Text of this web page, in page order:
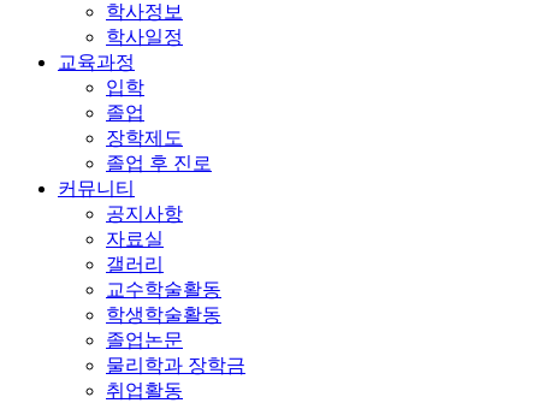
학사정보
학사일정
교육과정
입학
졸업
장학제도
졸업 후 진로
커뮤니티
공지사항
자료실
갤러리
교수학술활동
학생학술활동
졸업논문
물리학과 장학금
취업활동